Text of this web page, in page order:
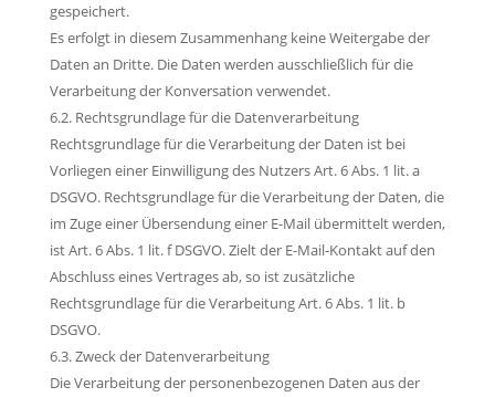
gespeichert.
Es erfolgt in diesem Zusammenhang keine Weitergabe der
Daten an Dritte. Die Daten werden ausschließlich für die
Verarbeitung der Konversation verwendet.
6.2. Rechtsgrundlage für die Datenverarbeitung
Rechtsgrundlage für die Verarbeitung der Daten ist bei
Vorliegen einer Einwilligung des Nutzers Art. 6 Abs. 1 lit. a
DSGVO. Rechtsgrundlage für die Verarbeitung der Daten, die
im Zuge einer Übersendung einer E-Mail übermittelt werden,
ist Art. 6 Abs. 1 lit. f DSGVO. Zielt der E-Mail-Kontakt auf den
Abschluss eines Vertrages ab, so ist zusätzliche
Rechtsgrundlage für die Verarbeitung Art. 6 Abs. 1 lit. b
DSGVO.
6.3. Zweck der Datenverarbeitung
Die Verarbeitung der personenbezogenen Daten aus der